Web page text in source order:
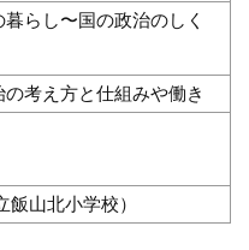
らし〜国の政治のしく
の考え方と仕組みや働き
山北小学校）